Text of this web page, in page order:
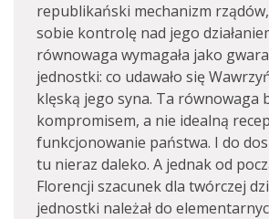
republikański mechanizm
sobie kontrolę nad jego
równowaga wymagała jako
jednostki: co udawało się
klęską jego syna. Ta równowaga
kompromisem, a nie idealną
funkcjonowanie państwa. I do
tu nieraz daleko. A jednak od
Florencji szacunek dla twórczej
jednostki należał do